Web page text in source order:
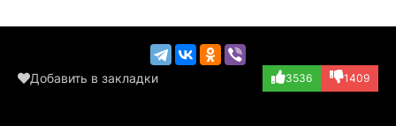
Добавить в закладки 3536 1409